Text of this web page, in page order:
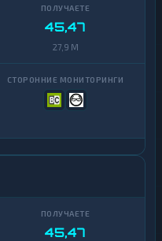
45,47
27,9 M
45,47